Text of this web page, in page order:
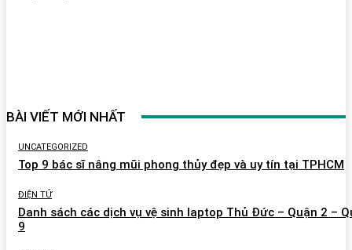
BÀI VIẾT MỚI NHẤT
UNCATEGORIZED
Top 9 bác sĩ nâng mũi phong thủy đẹp và uy tín tại TPHCM
ĐIỆN TỬ
Danh sách các dịch vụ vệ sinh laptop Thủ Đức – Quận 2 –
9